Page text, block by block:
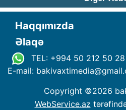
Haqqımızda
Əlaqə
TEL: +994 50 212 50 28
E-mail: bakivaxtimedia@
Copyright ©2026
WebService.az